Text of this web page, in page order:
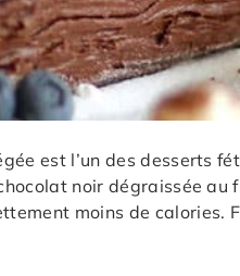
est l’un des desserts
noir dégraissée au
moins de calories.